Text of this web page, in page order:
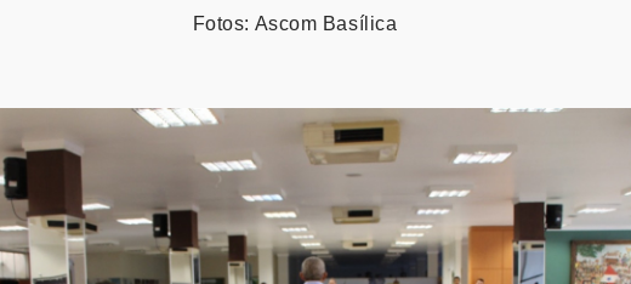
Fotos: Ascom Basílica